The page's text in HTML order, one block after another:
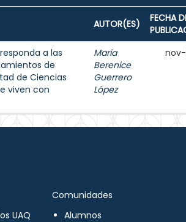
AUTOR(ES)
FECHA
a las
de
de Ciencias
viven con
María
Berenice
Guerrero
López
nov-
UAQ
Comunidades
Alumnos